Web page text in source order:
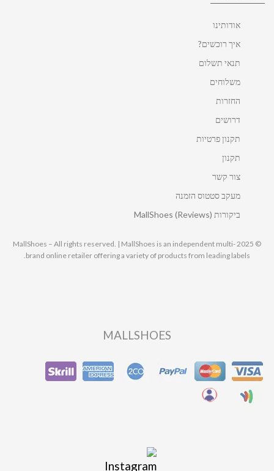
אודותינו
איך רוכשים?
תנאי תשלום
משלוחים
החזרות
דרושים
תקנון פרטיות
תקנון
צור קשר
מעקב סטטוס הזמנה
ביקורות MallShoes (Reviews)
© 2025 MallShoes – All rights reserved. | MallShoes is an independent multi-
brand online retailer offering a variety of products from leading labels.
MALLSHOES